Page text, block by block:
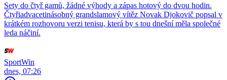
Sety do čtyř gamů, žádné výhody a zápas hotový do dvou hodin.
Čtyřiadvacetinásobný grandslamový vítěz Novak Djokovič popsal v
krátkém rozhovoru verzi tenisu, která by s tou dnešní měla společné
leda náčiní.
SportWin
dnes, 07:26